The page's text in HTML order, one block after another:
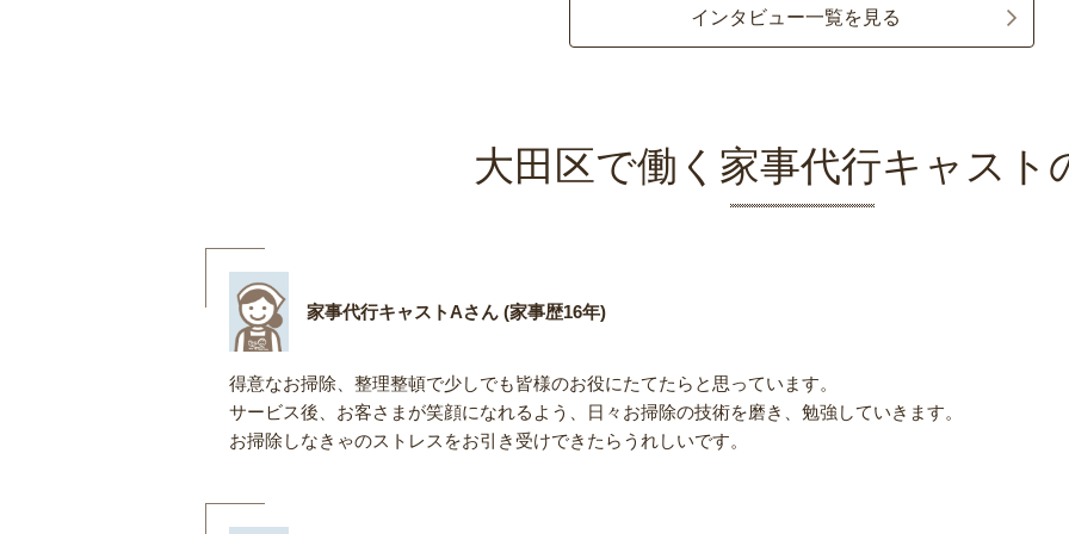
インタビュー一覧を見る
大田区で働く家事代行キャスト
家事代行キャストAさん (家事歴16年)
得意なお掃除、整理整頓で少しでも皆様のお役にたてたらと思っています。
サービス後、お客さまが笑顔になれるよう、日々お掃除の技術を磨き、勉強していきます。
お掃除しなきゃのストレスをお引き受けできたらうれしいです。